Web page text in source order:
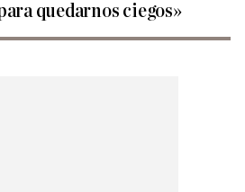
quedarnos ciegos»